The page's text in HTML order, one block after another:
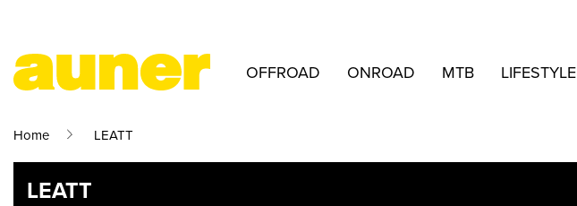
OFFROAD ONROAD MTB LIFESTYLE
Home LEATT
LEATT